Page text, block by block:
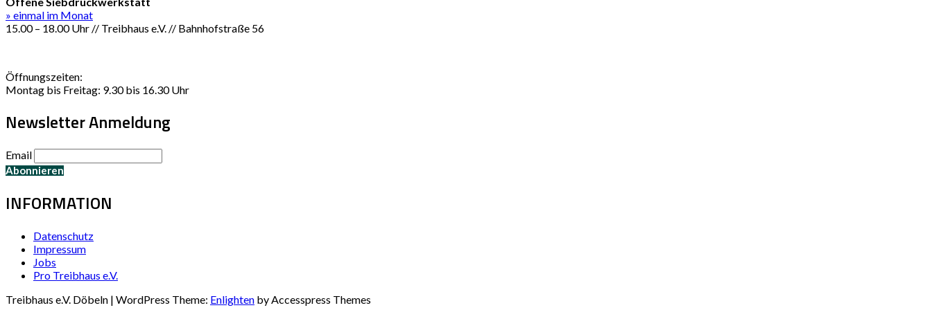
» einmal im Monat
15.00 – 18.00 Uhr // Treibhaus e.V. // Bahnhofstraße 56
Öffnungszeiten:
Montag bis Freitag: 9.30 bis 16.30 Uhr
Newsletter Anmeldung
Email
INFORMATION
Datenschutz
Impressum
Jobs
Pro Treibhaus e.V.
Treibhaus e.V. Döbeln | WordPress Theme: Enlighten by Accesspress Themes